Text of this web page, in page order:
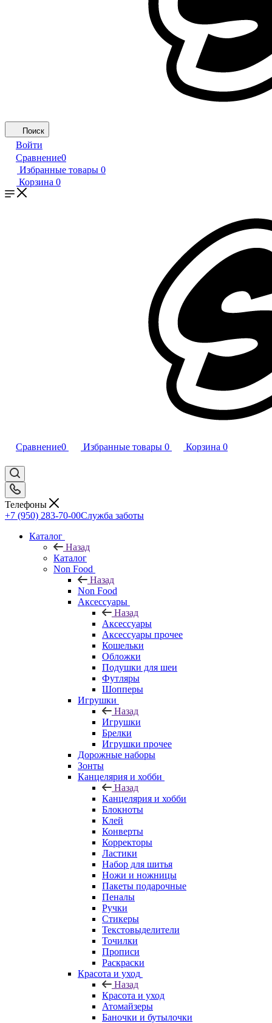
Поиск
Войти
Сравнение0
Избранные товары 0
Корзина 0
Сравнение0 Избранные товары 0 Корзина 0
Телефоны
+7 (950) 283-70-00Служба заботы
Каталог
Назад
Каталог
Non Food
Назад
Non Food
Аксессуары
Назад
Аксессуары
Аксессуары прочее
Кошельки
Обложки
Подушки для шеи
Футляры
Шопперы
Игрушки
Назад
Игрушки
Брелки
Игрушки прочее
Дорожные наборы
Зонты
Канцелярия и хобби
Назад
Канцелярия и хобби
Блокноты
Клей
Конверты
Корректоры
Ластики
Набор для шитья
Ножи и ножницы
Пакеты подарочные
Пеналы
Ручки
Стикеры
Текстовыделители
Точилки
Прописи
Раскраски
Красота и уход
Назад
Красота и уход
Атомайзеры
Баночки и бутылочки